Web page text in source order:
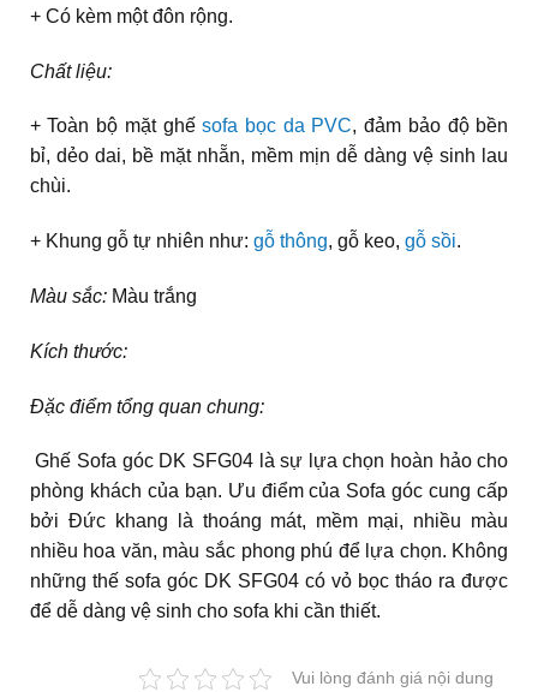
+ Có kèm một đôn rộng.
Chất liệu:
+ Toàn bộ mặt ghếsofa bọc da PVC, đảm bảo độ bền
bỉ, dẻo dai, bề mặt nhẵn, mềm mịn dễ dàng vệ sinh lau
chùi.
+ Khung gỗ tự nhiên như: gỗ thông, gỗ keo, gỗ sồi.
Màu sắc:Màu trắng
Kích thước:
Đặc điểm tổng quan chung:
Ghế Sofa góc DK SFG04 là sự lựa chọn hoàn hảo cho
phòng khách của bạn. Ưu điểm của Sofa góc cung cấp
bởi Đức khang là thoáng mát, mềm mại, nhiều màu
nhiều hoa văn, màu sắc phong phú để lựa chọn. Không
những thế sofa góc DK SFG04 có vỏ bọc tháo ra được
để dễ dàng vệ sinh cho sofa khi cần thiết.
Vui lòng đánh giá nội dung